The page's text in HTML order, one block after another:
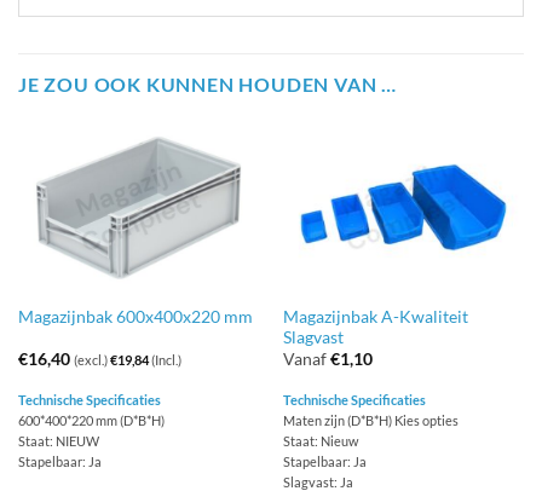
JE ZOU OOK KUNNEN HOUDEN VAN …
Magazijnbak 600x400x220 mm
€16,40 (excl.)€19,84(Incl.)
Technische Specificaties
600*400*220 mm (D*B*H)
Staat: NIEUW
Stapelbaar: Ja
Magazijnbak A-Kwaliteit
Slagvast
Vanaf€1,10
Technische Specificaties
Maten zijn (D*B*H) Kies opties
Staat: Nieuw
Stapelbaar: Ja
Slagvast: Ja